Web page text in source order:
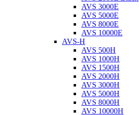
AVS 3000E
AVS 5000E
AVS 8000E
AVS 10000E
AVS-H
AVS 500H
AVS 1000H
AVS 1500H
AVS 2000H
AVS 3000H
AVS 5000H
AVS 8000H
AVS 10000H